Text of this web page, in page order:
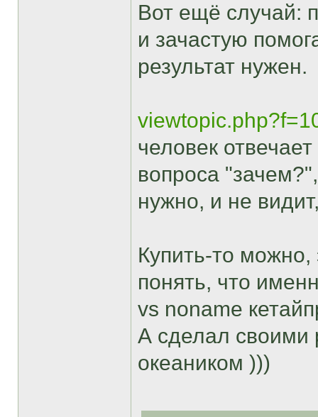
Вот ещё случай:
и зачастую
результат нужен.
человек
вопроса
нужно, и не
Купить-то
понять, что
vs noname
А сделал своими
океаником )))